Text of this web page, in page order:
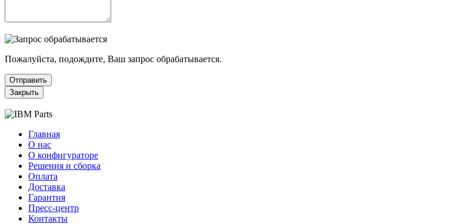
Пожалуйста, подождите, Ваш запрос обрабатывается.
Отправить
Закрыть
Главная
О нас
О конфигураторе
Решения и сборка
Оплата
Доставка
Гарантия
Пресс-центр
Контакты